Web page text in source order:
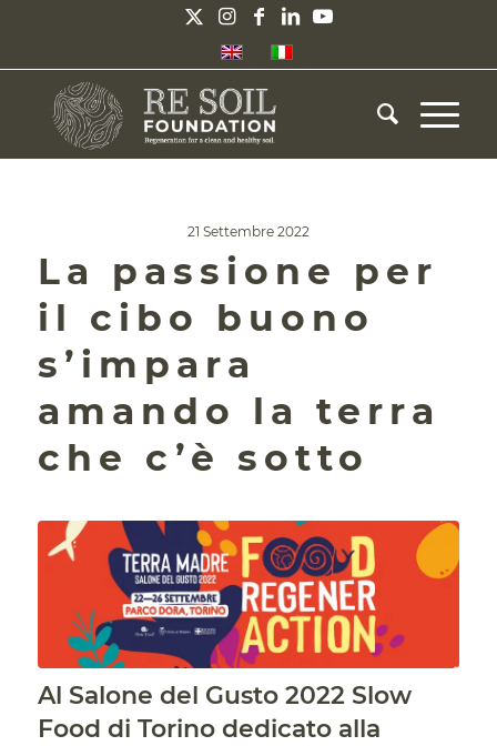
21 Settembre 2022
La passione per
il cibo buono
s’impara
amando la terra
che c’è sotto
Al Salone del Gusto 2022 Slow
Food di Torino dedicato alla